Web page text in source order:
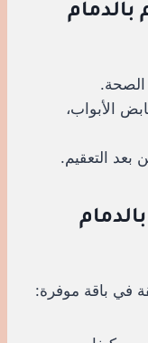
بالدمام
الأبواب،
بعد التعقيم.
في باقة موفرة: